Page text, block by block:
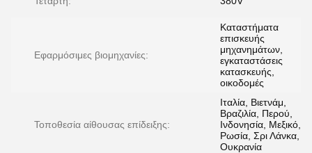
Εφαρμόσιμες βιομηχανίες:
Καταστήματα
επισκευής
μηχανημάτων,
εγκαταστάσεις
κατασκευής,
οικοδομές
Τοποθεσία αίθουσας επίδειξης:
Ιταλία, Βιετνάμ,
Βραζιλία, Περού,
Ινδονησία, Μεξικό,
Ρωσία, Σρι Λάνκα,
Ουκρανία